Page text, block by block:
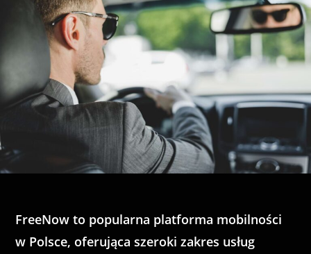
FreeNow to popularna platforma mobilności
w Polsce, oferująca szeroki zakres usług